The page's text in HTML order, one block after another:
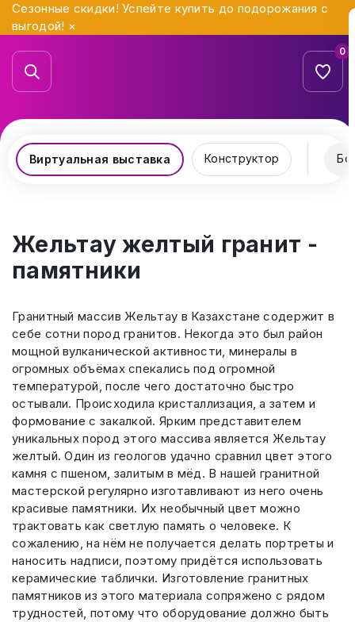
Сезонные скидки! Успейте купить до подорожания с
выгодой! ×
0
Виртуальная выставка Конструктор
Жельтау желтый гранит -
памятники
Гранитный массив Жельтау в Казахстане содержит в
себе сотни пород гранитов. Некогда это был район
мощной вулканической активности, минералы в
огромных объёмах спекались под огромной
температурой, после чего достаточно быстро
остывали. Происходила кристаллизация, а затем и
формование с закалкой. Ярким представителем
уникальных пород этого массива является Жельтау
желтый. Один из геологов удачно сравнил цвет этого
камня с пшеном, залитым в мёд. В нашей гранитной
мастерской регулярно изготавливают из него очень
красивые памятники. Их необычный цвет можно
трактовать как светлую память о человеке. К
сожалению, на нём не получается делать портреты и
наносить надписи, поэтому придётся использовать
керамические таблички. Изготовление гранитных
памятников из этого материала сопряжено с рядом
трудностей, потому что оборудование должно быть